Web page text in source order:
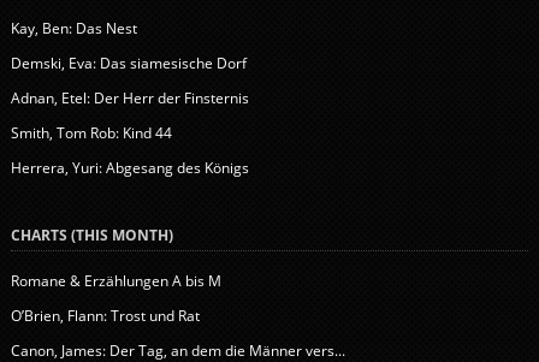
Kay, Ben: Das Nest
Demski, Eva: Das siamesische Dorf
Adnan, Etel: Der Herr der Finsternis
Smith, Tom Rob: Kind 44
Herrera, Yuri: Abgesang des Königs
CHARTS (THIS MONTH)
Romane & Erzählungen A bis M
O’Brien, Flann: Trost und Rat
Canon, James: Der Tag, an dem die Männer vers...